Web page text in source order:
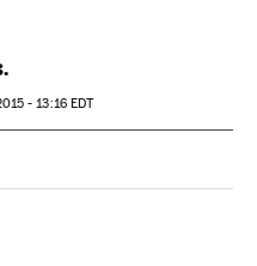
- 13:16EDT
Sociales